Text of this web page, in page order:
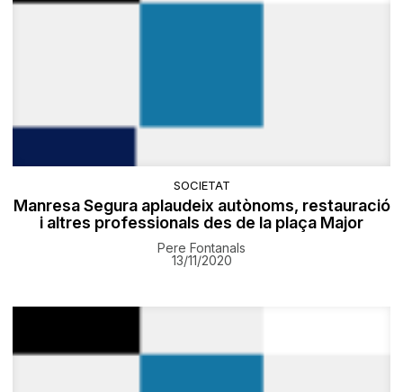
SOCIETAT
Manresa Segura aplaudeix autònoms, restauració
i altres professionals des de la plaça Major
Pere Fontanals
13/11/2020